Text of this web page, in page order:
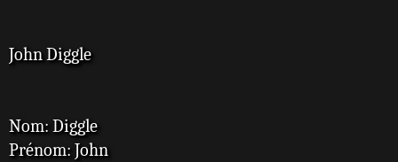
John Diggle
Nom: Diggle
Prénom: John